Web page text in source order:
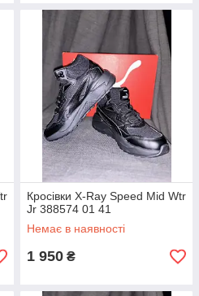
Кросівки X-Ray Speed Mid Wtr
Jr 388574 01 41
Немає в наявності
1 950 ₴